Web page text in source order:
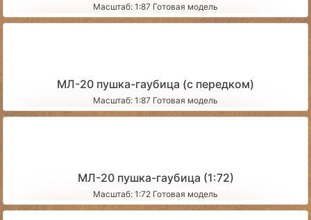
Масштаб: 1:87 Готовая модель
МЛ-20 пушка-гаубица (с передком)
Масштаб: 1:87 Готовая модель
МЛ-20 пушка-гаубица (1:72)
Масштаб: 1:72 Готовая модель